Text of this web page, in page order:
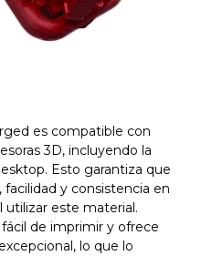
es compatible con
3D, incluyendo la
Esto garantiza que
y consistencia en
utilizar este material.
de imprimir y ofrece
lo que lo